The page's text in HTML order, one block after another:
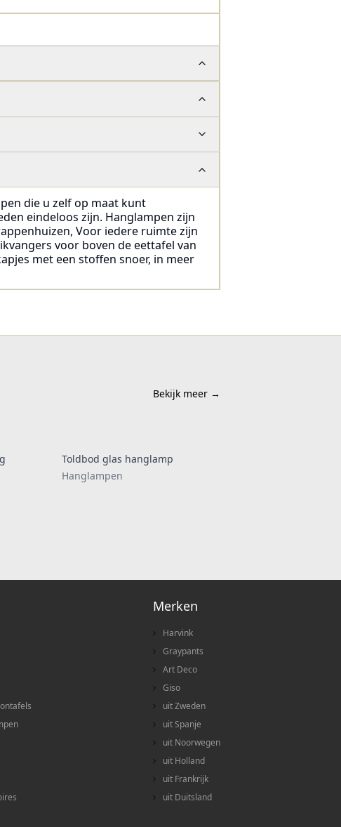
die u zelf op maat kunt
eindeloos zijn. Hanglampen zijn
Voor iedere ruimte zijn
voor boven de eettafel van
met een stoffen snoer, in meer
Bekijk meer →
Toldbod glas hanglamp
Hanglampen
Merken
Harvink
Graypants
Art Deco
Giso
uit Zweden
uit Spanje
uit Noorwegen
uit Holland
uit Frankrijk
uit Duitsland